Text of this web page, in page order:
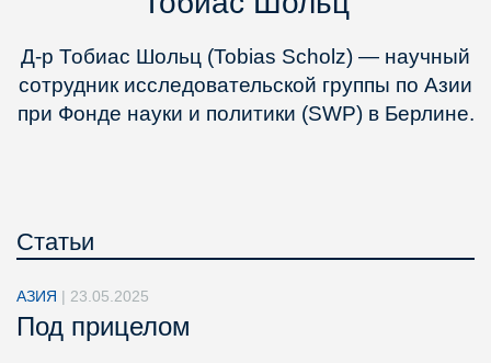
Д-р Тобиас Шольц (Tobias Scholz) — научный
сотрудник исследовательской группы по Азии
при Фонде науки и политики (SWP) в Берлине.
Статьи
АЗИЯ | 23.05.2025
Под прицелом